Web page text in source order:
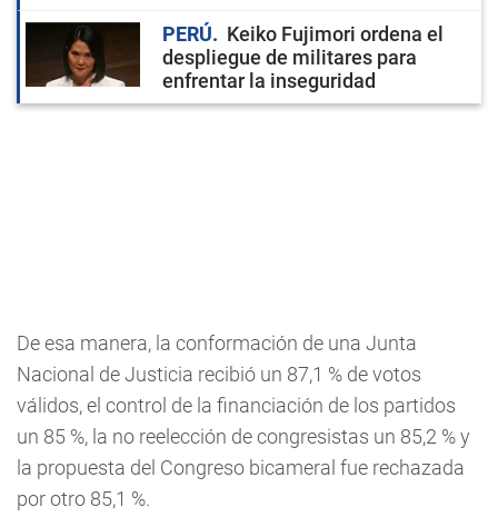
PERÚ
Keiko Fujimori ordena el
despliegue de militares para
enfrentar la inseguridad
De esa manera, la conformación de una Junta
Nacional de Justicia recibió un 87,1 % de votos
válidos, el control de la financiación de los partidos
un 85 %, la no reelección de congresistas un 85,2 % y
la propuesta del Congreso bicameral fue rechazada
por otro 85,1 %.